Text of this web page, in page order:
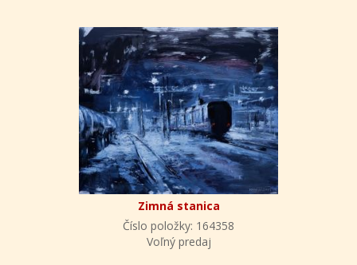
Zimná stanica
Číslo položky: 164358
Voľný predaj